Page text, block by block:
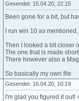
Gesendet: 15.04.20, 22:15
Been gone for a bit, but
I run win 10 as
Then I looked a bit closer
The one that is made
There however also a
So basically my own file
Gesendet: 16.04.20, 10:19
I'm glad you figured it out!